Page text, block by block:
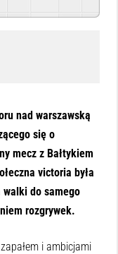
nad warszawską
się o
mecz z Bałtykiem
victoria była
walki do samego
rozgrywek.
i ambicjami